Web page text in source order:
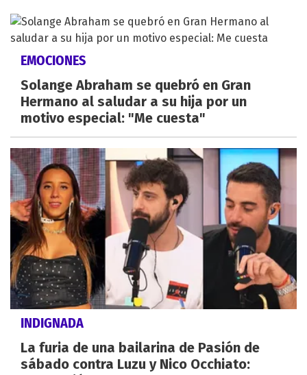
EMOCIONES
Solange Abraham se quebró en Gran
Hermano al saludar a su hija por un
motivo especial: "Me cuesta"
INDIGNADA
La furia de una bailarina de Pasión de
sábado contra Luzu y Nico Occhiato: